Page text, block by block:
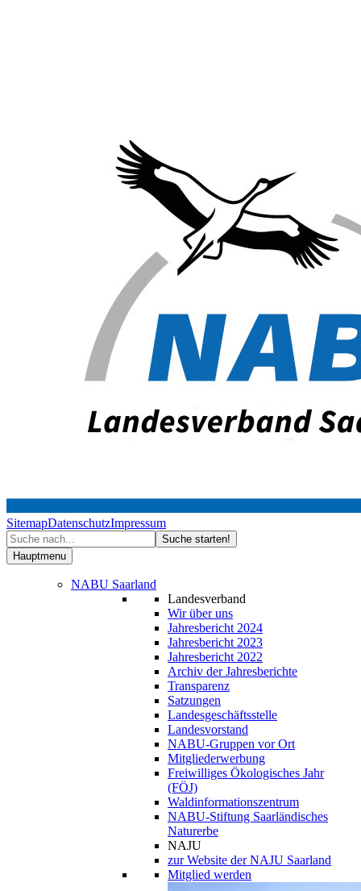
SitemapDatenschutzImpressum
Hauptmenu
NABU Saarland
Landesverband
Wir über uns
Jahresbericht 2024
Jahresbericht 2023
Jahresbericht 2022
Archiv der Jahresberichte
Transparenz
Satzungen
Landesgeschäftsstelle
Landesvorstand
NABU-Gruppen vor Ort
Mitgliederwerbung
Freiwilliges Ökologisches Jahr
(FÖJ)
Waldinformationszentrum
NABU-Stiftung Saarländisches
Naturerbe
NAJU
zur Website der NAJU Saarland
Mitglied werden